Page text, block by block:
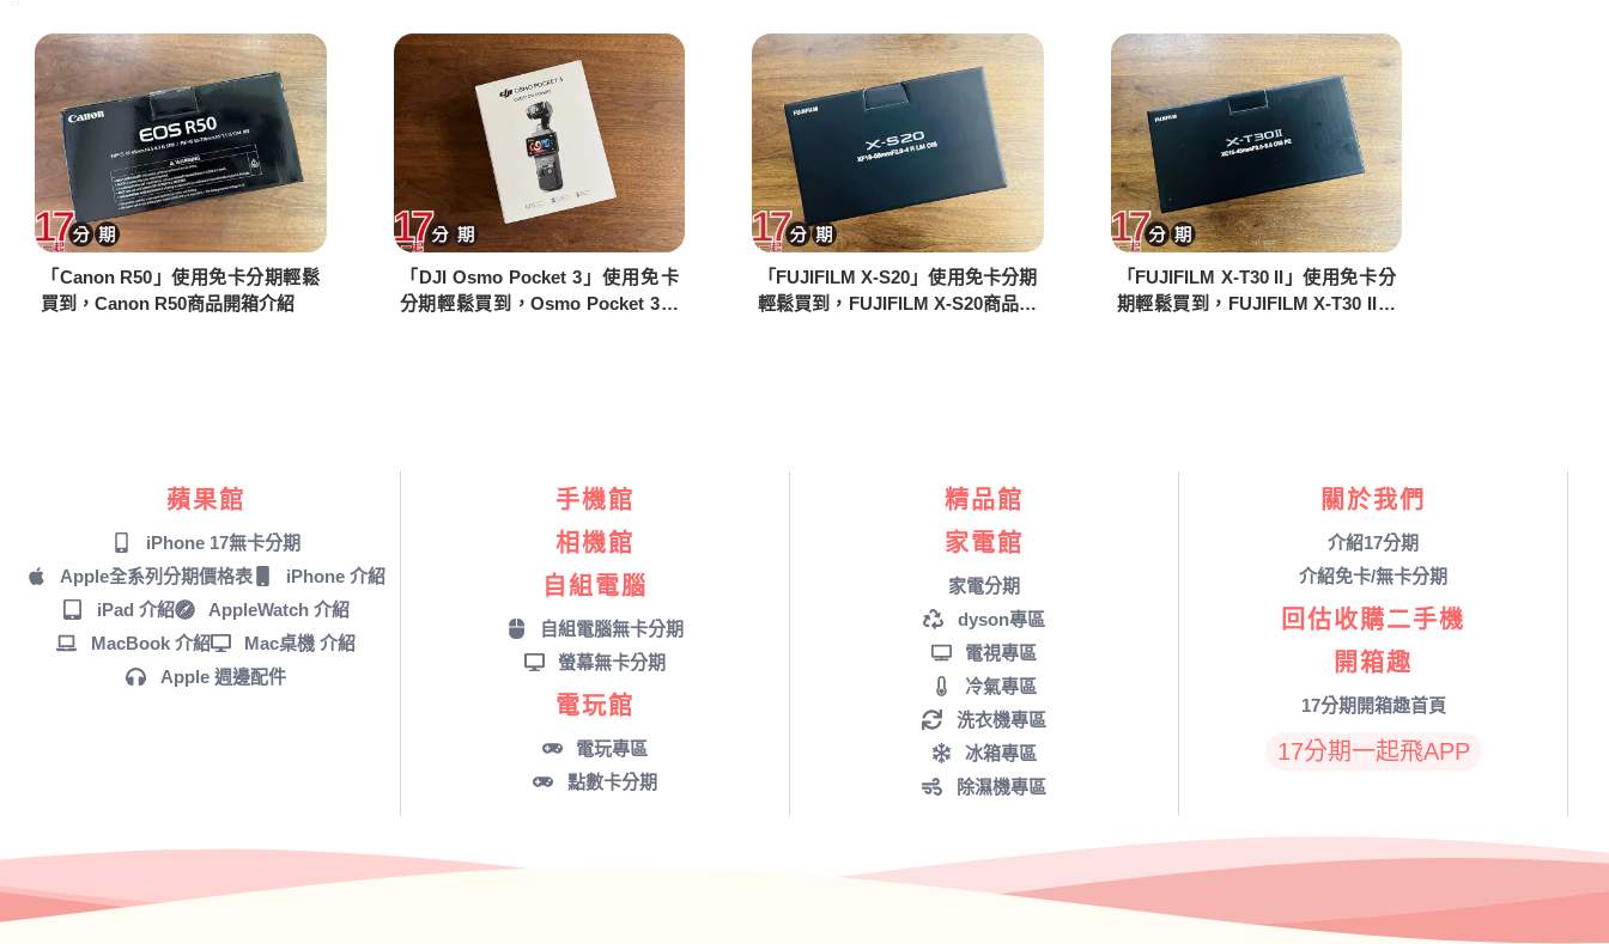
「Canon R50」使用免卡分期輕鬆
買到，Canon R50商品開箱介紹
「DJI Osmo Pocket 3」使用免卡
分期輕鬆買到，Osmo Pocket 3商
「FUJIFILM X-S20」使用免卡分期
輕鬆買到，FUJIFILM X-S20商品開
「FUJIFILM X-T30 II」使用免卡分
期輕鬆買到，FUJIFILM X-T30 II商
蘋果館
iPhone 17無卡分期
Apple全系列分期價格表
iPhone 介紹
iPad 介紹
AppleWatch 介紹
MacBook 介紹
Mac桌機 介紹
Apple 週邊配件
手機館
相機館
自組電腦
自組電腦無卡分期
螢幕無卡分期
電玩館
電玩專區
點數卡分期
精品館
家電館
家電分期
dyson專區
電視專區
冷氣專區
洗衣機專區
冰箱專區
除濕機專區
關於我們
介紹17分期
介紹免卡/無卡分期
回估收購二手機
開箱趣
17分期開箱趣首頁
17分期一起飛APP